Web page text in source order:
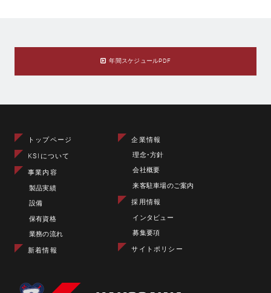
年間スケジュールPDF
トップページ
KSIについて
事業内容
製品実績
設備
保有資格
業務の流れ
新着情報
企業情報
理念･方針
会社概要
来客駐車場のご案内
採用情報
インタビュー
募集要項
サイトポリシー